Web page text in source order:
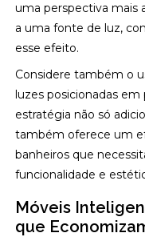
uma perspectiva mais
a uma fonte de luz,
esse efeito.
Considere também o
luzes posicionadas em
estratégia não só
também oferece um
banheiros que
funcionalidade e
Móveis
que